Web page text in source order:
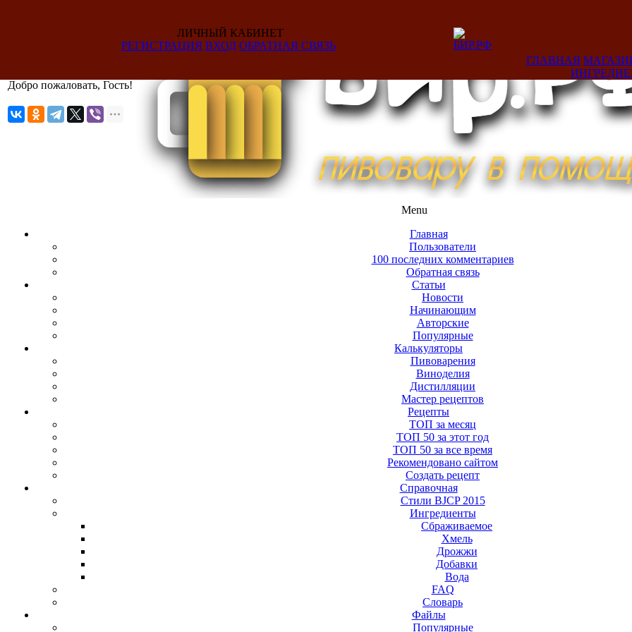
Добро пожаловать, Гость!
Menu
Главная
Пользователи
100 последних комментариев
Обратная связь
Статьи
Новости
Начинающим
Авторские
Популярные
Калькуляторы
Пивоварения
Виноделия
Дистилляции
Мастер рецептов
Рецепты
ТОП за месяц
ТОП 50 за этот год
ТОП 50 за все время
Рекомендовано сайтом
Создать рецепт
Справочная
Стили BJCP 2015
Ингредиенты
Сбраживаемое
Хмель
Дрожжи
Добавки
Вода
FAQ
Словарь
Файлы
Популярные
ЛИЧНЫЙ КАБИНЕТ
РЕГИСТРАЦИЯ ВХОД ОБРАТНАЯ СВЯЗЬ
ГЛАВНАЯ